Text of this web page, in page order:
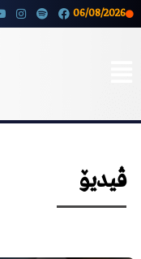
06/08/2026
ڤیدیۆ